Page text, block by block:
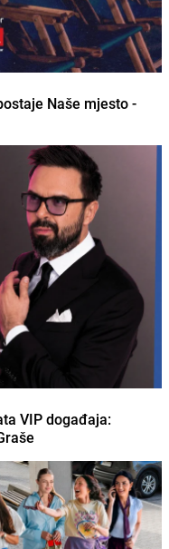
Naše mjesto -
VIP događaja: